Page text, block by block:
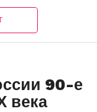
90-е
века